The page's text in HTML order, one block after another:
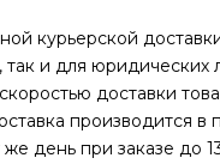
курьерской
так и для юридических
доставки
производится в
день при заказе до